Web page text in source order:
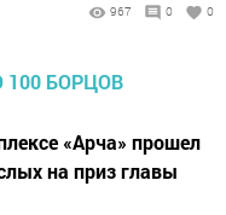
967 0 0
«Арча» прошел
на приз главы